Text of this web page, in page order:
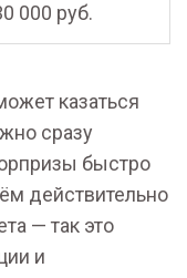
000 руб.
казаться
сразу
быстро
действительно
— так это
и